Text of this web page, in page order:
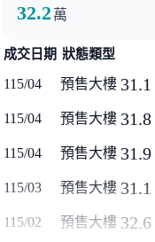
32.2 萬
成交日期 狀態類型
115/04 預售大樓 31.1
115/04 預售大樓 31.8
115/04 預售大樓 31.9
115/03 預售大樓 31.1
115/02 預售大樓 32.6